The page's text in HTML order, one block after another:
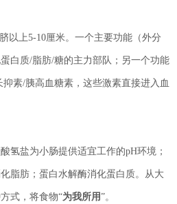
以上5-10厘米。一个主要功能（外分
白质/脂肪/糖的主力部队；另一个功能
抑素/胰高血糖素，这些激素直接进入血
氢盐为小肠提供适宜工作的pH环境；
脂肪；蛋白水解酶消化蛋白质。从大
式，将食物“为我所用”。